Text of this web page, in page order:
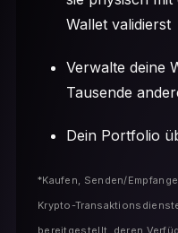
Wallet validierst
Verwalte deine
Tausende
Dein Portfolio
*Kaufen, Senden/
Krypto-